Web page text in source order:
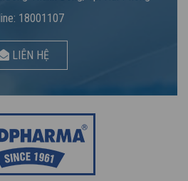
18001107
LIÊN HỆ